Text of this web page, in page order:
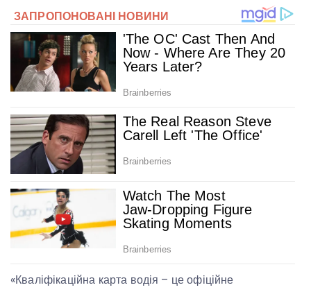
«Кваліфікаційна карта водія – це офіційне